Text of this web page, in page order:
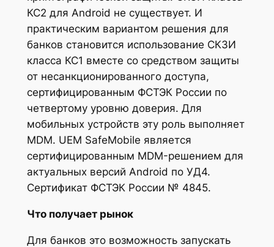
КС2 для Android не существует. И
практическим вариантом решения для
банков становится использование СКЗИ
класса КС1 вместе со средством защиты
от несанкционированного доступа,
сертифицированным ФСТЭК России по
четвертому уровню доверия. Для
мобильных устройств эту роль выполняет
MDM. UEM SafeMobile является
сертифицированным MDM-решением для
актуальных версий Android по УД4.
Сертификат ФСТЭК России № 4845.
Что получает рынок
Для банков это возможность запускать